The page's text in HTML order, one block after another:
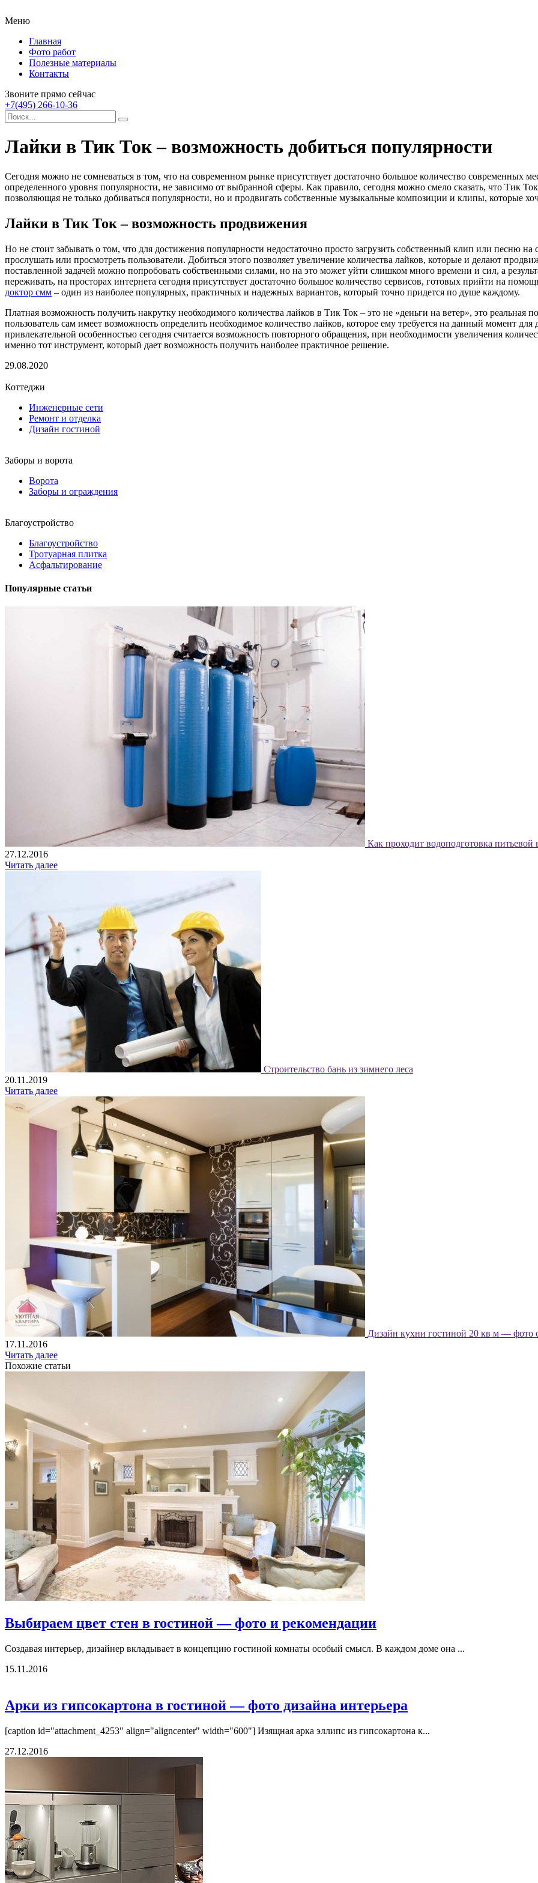
Меню
Главная
Фото работ
Полезные материалы
Контакты
Звоните прямо сейчас
+7(495) 266-10-36
Лайки в Тик Ток – возможность добиться популярности
Сегодня можно не сомневаться в том, что на современном рынке присутствует достаточно большое количество современных
определенного уровня популярности, не зависимо от выбранной сферы. Как правило, сегодня можно смело сказать, что Тик
позволяющая не только добиваться популярности, но и продвигать собственные музыкальные композиции и клипы, которые
Лайки в Тик Ток – возможность продвижения
Но не стоит забывать о том, что для достижения популярности недостаточно просто загрузить собственный клип или песню
прослушать или просмотреть пользователи. Добиться этого позволяет увеличение количества лайков, которые и делают
поставленной задачей можно попробовать собственными силами, но на это может уйти слишком много времени и сил, а
переживать, на просторах интернета сегодня присутствует достаточно большое количество сервисов, готовых прийти на
доктор смм – один из наиболее популярных, практичных и надежных вариантов, который точно придется по душе каждому.
Платная возможность получить накрутку необходимого количества лайков в Тик Ток – это не «деньги на ветер», это
пользователь сам имеет возможность определить необходимое количество лайков, которое ему требуется на данный момент
привлекательной особенностью сегодня считается возможность повторного обращения, при необходимости увеличения
именно тот инструмент, который дает возможность получить наиболее практичное решение.
29.08.2020
Коттеджи
Инженерные сети
Ремонт и отделка
Дизайн гостиной
Заборы и ворота
Ворота
Заборы и ограждения
Благоустройство
Благоустройство
Тротуарная плитка
Асфальтирование
Популярные статьи
Как проходит водоподготовка питьевой
27.12.2016
Читать далее
Строительство бань из зимнего леса
20.11.2019
Читать далее
Дизайн кухни гостиной 20 кв м — фото
17.11.2016
Читать далее
Похожие статьи
Выбираем цвет стен в гостиной — фото и рекомендации
Создавая интерьер, дизайнер вкладывает в концепцию гостиной комнаты особый смысл. В каждом доме она ...
15.11.2016
Арки из гипсокартона в гостиной — фото дизайна интерьера
[caption id="attachment_4253" align="aligncenter" width="600"] Изящная арка эллипс из гипсокартона к...
27.12.2016